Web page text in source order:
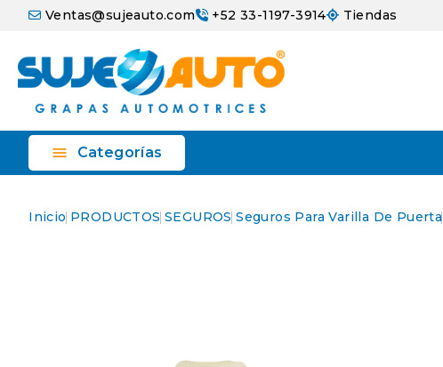
Ventas@sujeauto.com +52 33-1197-3914 Tiendas
 Categorías
Inicio PRODUCTOS SEGUROS Seguros Para Varilla De Puerta